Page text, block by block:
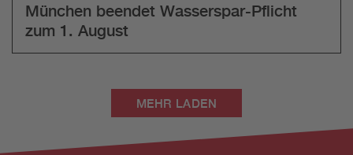
München beendet Wasserspar-Pflicht
zum 1. August
MEHR LADEN